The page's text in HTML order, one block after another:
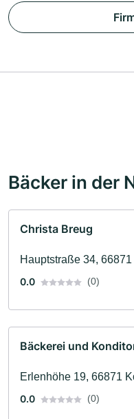
Bäcker in der
Christa Breug
Hauptstraße 34,
0.0
(0)
Bäckerei und
Erlenhöhe 19, 66871
0.0
(0)